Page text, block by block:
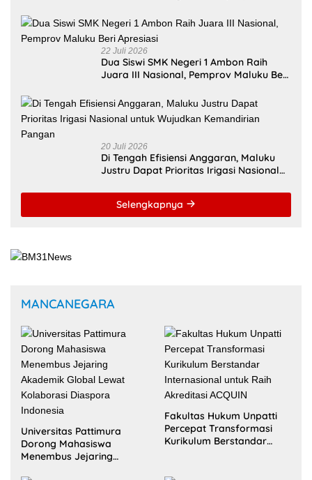
22 Juli 2026
Dua Siswi SMK Negeri 1 Ambon Raih
Juara III Nasional, Pemprov Maluku Beri
Apresiasi
Di Tengah Efisiensi Anggaran, Maluku
Justru Dapat Prioritas Irigasi Nasional
untuk Wujudkan Kemandirian Pangan
Selengkapnya
Universitas Pattimura
Dorong Mahasiswa
Menembus Jejaring
Akademik Global Lewat
Fakultas Hukum Unpatti
Percepat Transformasi
Kurikulum Berstandar
Internasional untuk Raih